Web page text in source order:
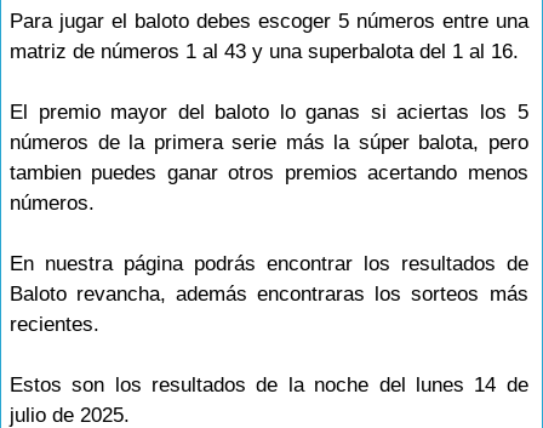
Para jugar el baloto debes escoger 5 números entre una
matriz de números 1 al 43 y una superbalota del 1 al 16.
El premio mayor del baloto lo ganas si aciertas los 5
números de la primera serie más la súper balota, pero
tambien puedes ganar otros premios acertando menos
números.
En nuestra página podrás encontrar los resultados de
Baloto revancha, además encontraras los sorteos más
recientes.
Estos son los resultados de la noche del lunes 14 de
julio de 2025.